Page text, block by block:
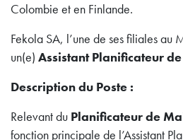
Colombie et en Finlande.
Fekola SA, l’une de ses filiales au
un(e) Assistant Planificateur
Description du Poste :
Relevant du Planificateur de
fonction principale de l’Assistant